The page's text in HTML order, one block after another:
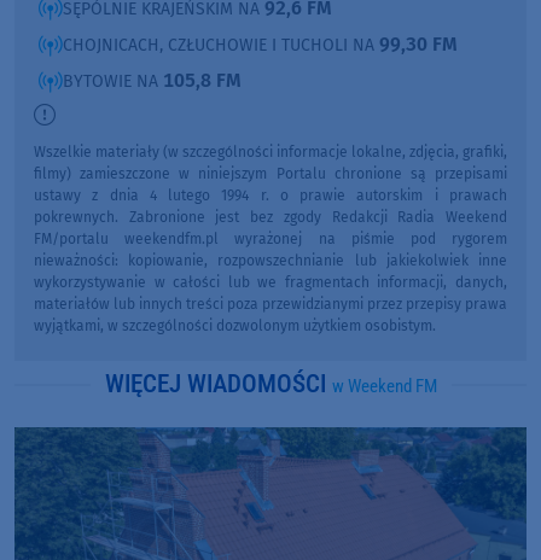
SĘPÓLNIE KRAJEŃSKIM NA 92,6 FM
CHOJNICACH, CZŁUCHOWIE I TUCHOLI NA 99,30 FM
BYTOWIE NA 105,8 FM
Wszelkie materiały (w szczególności informacje lokalne, zdjęcia, grafiki,
filmy) zamieszczone w niniejszym Portalu chronione są przepisami
ustawy z dnia 4 lutego 1994 r. o prawie autorskim i prawach
pokrewnych. Zabronione jest bez zgody Redakcji Radia Weekend
FM/portalu weekendfm.pl wyrażonej na piśmie pod rygorem
nieważności: kopiowanie, rozpowszechnianie lub jakiekolwiek inne
wykorzystywanie w całości lub we fragmentach informacji, danych,
materiałów lub innych treści poza przewidzianymi przez przepisy prawa
wyjątkami, w szczególności dozwolonym użytkiem osobistym.
WIĘCEJ WIADOMOŚCI w Weekend FM